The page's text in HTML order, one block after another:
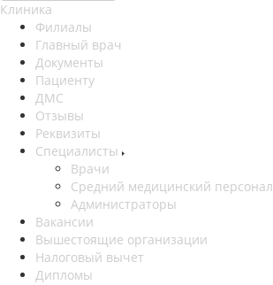
Клиника
Филиалы
Главный врач
Документы
Пациенту
ДМС
Отзывы
Реквизиты
Специалисты
Врачи
Средний медицинский персонал
Администраторы
Вакансии
Вышестоящие организации
Налоговый вычет
Дипломы